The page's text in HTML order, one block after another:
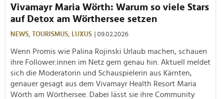
Vivamayr Maria Wörth: Warum so viele Stars
auf Detox am Wörthersee setzen
NEWS, TOURISMUS, LUXUS | 09.02.2026
Wenn Promis wie Palina Rojinski Urlaub machen, schauen
ihre Follower:innen im Netz gern genau hin. Aktuell meldet
sich die Moderatorin und Schauspielerin aus Kärnten,
genauer gesagt aus dem Vivamayr Health Resort Maria
Wörth am Wörthersee. Dabei lässt sie ihre Community